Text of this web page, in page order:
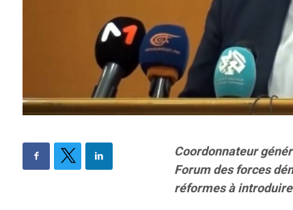
Coordonnateur
Forum des forces
réformes à